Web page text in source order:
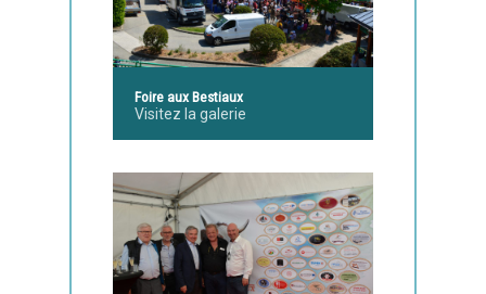
Foire aux Bestiaux
Visitez la galerie